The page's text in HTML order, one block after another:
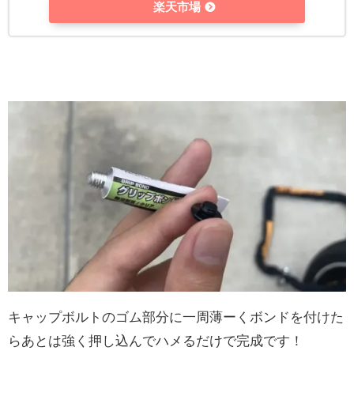
楽天市場
キャップボルトのゴム部分に一周薄ーくボンドを付けた
らあとは強く押し込んでハメるだけで完成です！